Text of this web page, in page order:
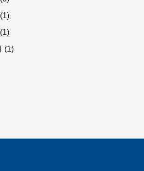
(1)
(1)
(1)